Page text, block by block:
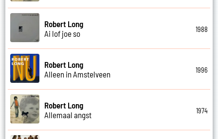
Robert Long
Ai lof joe so
1988
Robert Long
Alleen in Amstelveen
1996
Robert Long
Allemaal angst
1974